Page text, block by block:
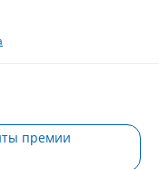
премии